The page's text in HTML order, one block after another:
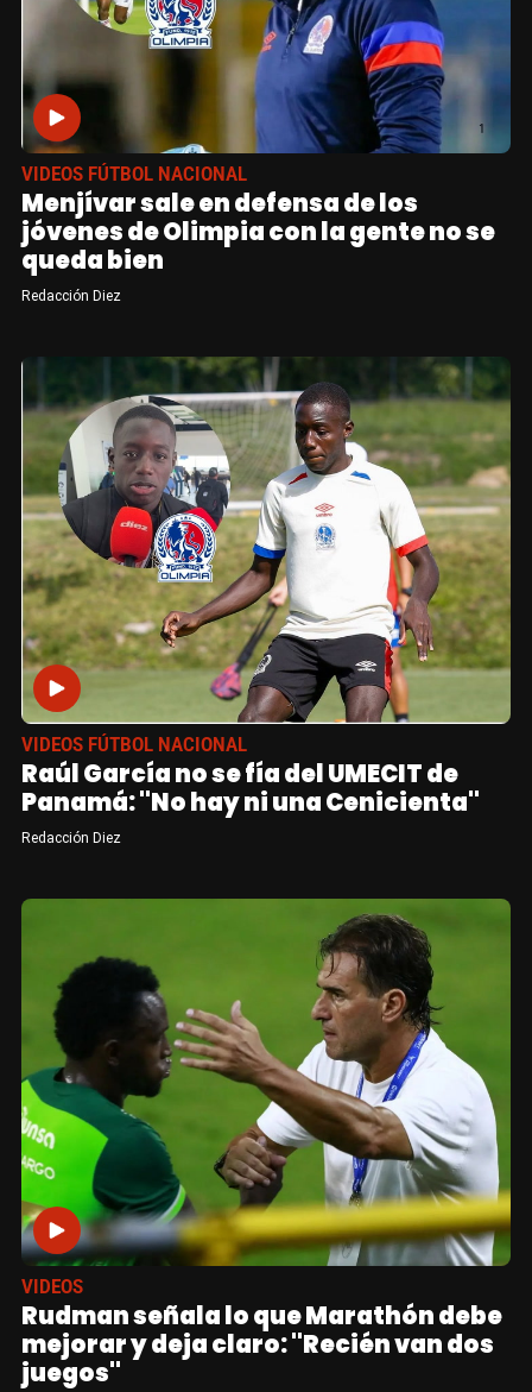
VIDEOS FÚTBOL NACIONAL
Menjívar sale en defensa de los
jóvenes de Olimpia con la gente no se
queda bien
Redacción Diez
VIDEOS FÚTBOL NACIONAL
Raúl García no se fía del UMECIT de
Panamá: "No hay ni una Cenicienta"
Redacción Diez
VIDEOS
Rudman señala lo que Marathón debe
mejorar y deja claro: "Recién van dos
juegos"